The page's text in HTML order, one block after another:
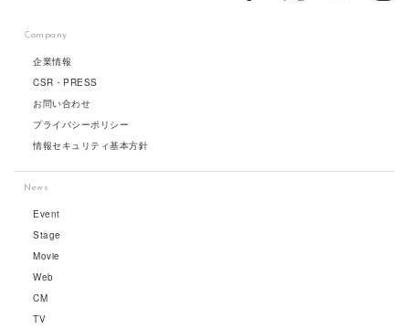
Company
企業情報
CSR・PRESS
お問い合わせ
プライバシーポリシー
情報セキュリティ基本方針
News
Event
Stage
Movie
Web
CM
TV